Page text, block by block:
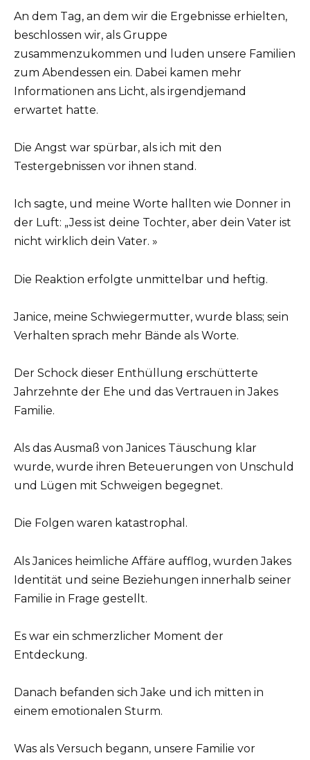
An dem Tag, an dem wir die Ergebnisse erhielten,
beschlossen wir, als Gruppe
zusammenzukommen und luden unsere Familien
zum Abendessen ein. Dabei kamen mehr
Informationen ans Licht, als irgendjemand
erwartet hatte.
Die Angst war spürbar, als ich mit den
Testergebnissen vor ihnen stand.
Ich sagte, und meine Worte hallten wie Donner in
der Luft: „Jess ist deine Tochter, aber dein Vater ist
nicht wirklich dein Vater. »
Die Reaktion erfolgte unmittelbar und heftig.
Janice, meine Schwiegermutter, wurde blass; sein
Verhalten sprach mehr Bände als Worte.
Der Schock dieser Enthüllung erschütterte
Jahrzehnte der Ehe und das Vertrauen in Jakes
Familie.
Als das Ausmaß von Janices Täuschung klar
wurde, wurde ihren Beteuerungen von Unschuld
und Lügen mit Schweigen begegnet.
Die Folgen waren katastrophal.
Als Janices heimliche Affäre aufflog, wurden Jakes
Identität und seine Beziehungen innerhalb seiner
Familie in Frage gestellt.
Es war ein schmerzlicher Moment der
Entdeckung.
Danach befanden sich Jake und ich mitten in
einem emotionalen Sturm.
Was als Versuch begann, unsere Familie vor